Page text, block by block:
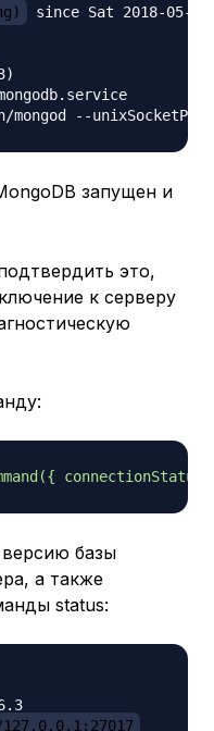
since Sat 2018-05-
запущен и
это,
к серверу
базы
а также
status:
127.0.0.1:27017